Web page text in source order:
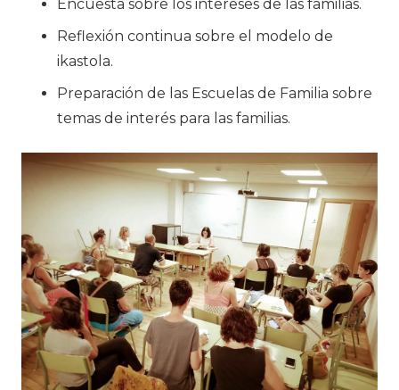
Encuesta sobre los intereses de las familias.
Reflexión continua sobre el modelo de
ikastola.
Preparación de las Escuelas de Familia sobre
temas de interés para las familias.